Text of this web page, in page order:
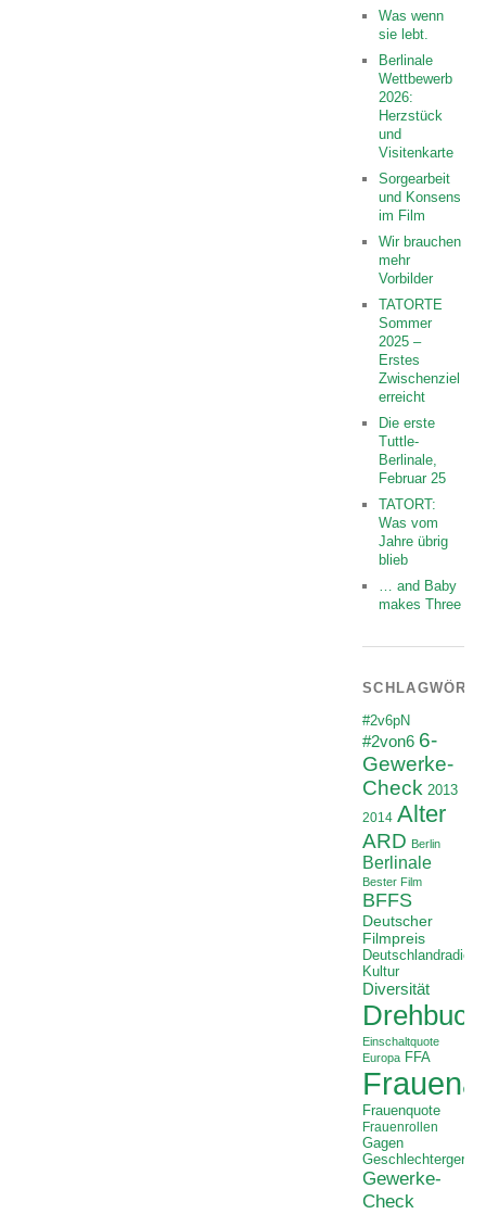
Was wenn
sie lebt.
Berlinale
Wettbewerb
2026:
Herzstück
und
Visitenkarte
Sorgearbeit
und Konsens
im Film
Wir brauchen
mehr
Vorbilder
TATORTE
Sommer
2025 –
Erstes
Zwischenziel
erreicht
Die erste
Tuttle-
Berlinale,
Februar 25
TATORT:
Was vom
Jahre übrig
blieb
… and Baby
makes Three
#2v6pN
#2von6 6-
Gewerke-
Check 2013
2014 Alter
ARD Berlin
Berlinale
Bester Film
BFFS
Deutscher
Filmpreis
Deutschlandradio
Kultur
Diversität
Drehbuch
Einschaltquote
Europa FFA
Frauenquote
Frauenrollen
Gagen
Gewerke-
Check